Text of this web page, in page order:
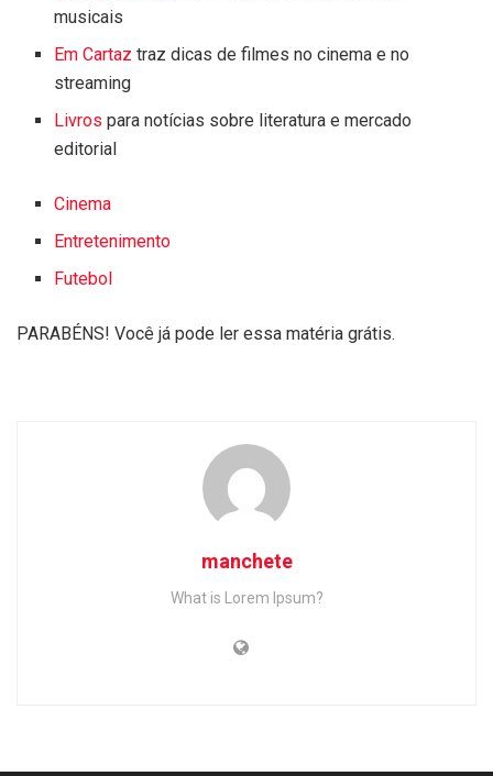
musicais
Em Cartaz traz dicas de filmes no cinema e no
streaming
Livros para notícias sobre literatura e mercado
editorial
Cinema
Entretenimento
Futebol
PARABÉNS! Você já pode ler essa matéria grátis.
manchete
What is Lorem Ipsum?